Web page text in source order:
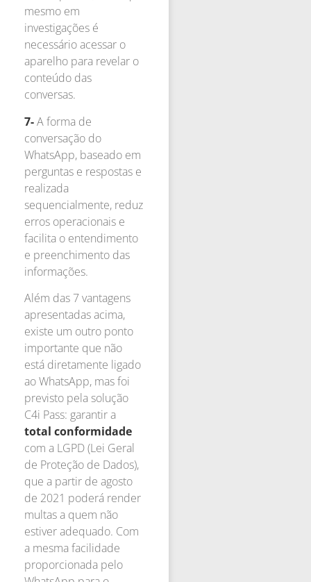
mesmo em
investigações é
necessário acessar o
aparelho para revelar o
conteúdo das
conversas.
7-A forma de
conversação do
WhatsApp, baseado em
perguntas e respostas e
realizada
sequencialmente, reduz
erros operacionais e
facilita o entendimento
e preenchimento das
informações.
Além das 7 vantagens
apresentadas acima,
existe um outro ponto
importante que não
está diretamente ligado
ao WhatsApp, mas foi
previsto pela solução
C4i Pass: garantir a
total conformidade
com a LGPD (Lei Geral
de Proteção de Dados),
que a partir de agosto
de 2021 poderá render
multas a quem não
estiver adequado. Com
a mesma facilidade
proporcionada pelo